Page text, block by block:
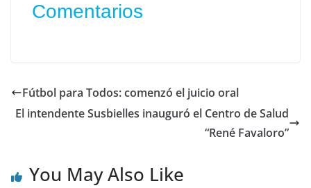
Comentarios
Fútbol para Todos: comenzó el juicio oral
El intendente Susbielles inauguró el Centro de Salud
“René Favaloro”
You May Also Like